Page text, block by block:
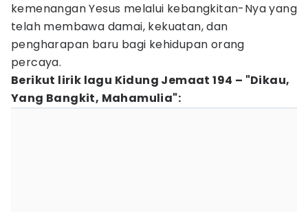
kemenangan Yesus melalui kebangkitan-Nya yang
telah membawa damai, kekuatan, dan
pengharapan baru bagi kehidupan orang
percaya.
Berikut lirik lagu Kidung Jemaat 194 – "Dikau,
Yang Bangkit, Mahamulia":